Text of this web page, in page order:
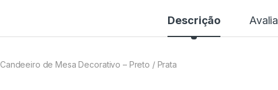
Descrição
Candeeiro de Mesa Decorativo – Preto / Prata